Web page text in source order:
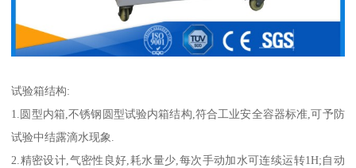
试验箱结构:
1.圆型内箱,不锈钢圆型试验内箱结构,符合工业安全容器标准,可予防
试验中结露滴水现象.
2.精密设计,气密性良好,耗水量少,每次手动加水可连续运转1H;自动